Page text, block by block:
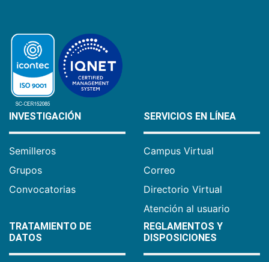
INVESTIGACIÓN
Semilleros
Grupos
Convocatorias
SERVICIOS EN LÍNEA
Campus Virtual
Correo
Directorio Virtual
Atención al usuario
TRATAMIENTO DE
DATOS
REGLAMENTOS Y
DISPOSICIONES